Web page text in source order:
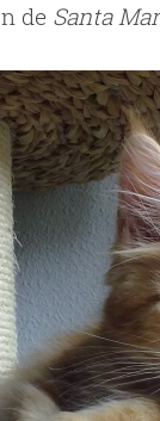
de Santa